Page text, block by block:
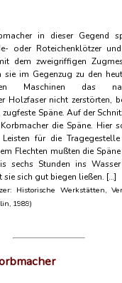
in dieser Gegend
oder Roteichenklötzer
dem zweigriffigen
sie im Gegenzug zu den
Maschinen das
Holzfaser nicht zerstörten,
zugfeste Späne. Auf der
die Späne. Hier
für die Tragegestelle
Flechten mußten die
sechs Stunden ins
sie sich gut biegen ließen. […]
Historische Werkstätten,
1989)